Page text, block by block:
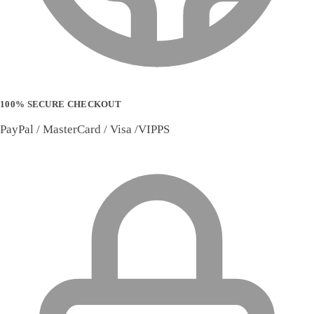
100% SECURE CHECKOUT
PayPal / MasterCard / Visa /VIPPS